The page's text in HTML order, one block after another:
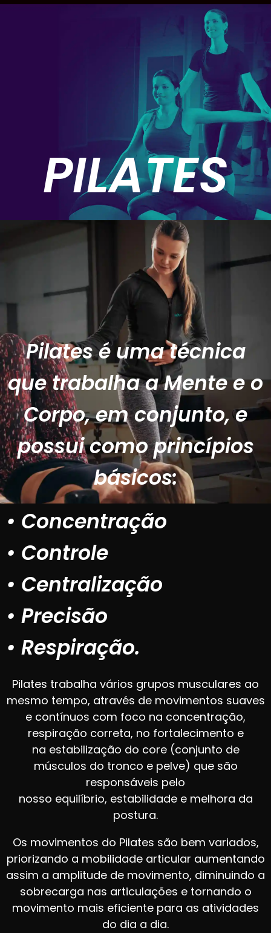
PILATES
Pilates é uma técnica
que trabalha a Mente e o
Corpo, em conjunto, e
possui como princípios
básicos:
• Concentração
• Controle
• Centralização
• Precisão
• Respiração.
Pilates trabalha vários grupos musculares ao
mesmo tempo, através de movimentos suaves
e contínuos com foco na concentração,
respiração correta, no fortalecimento e
na estabilização do core (conjunto de
músculos do tronco e pelve) que são
responsáveis pelo
nosso equilíbrio, estabilidade e melhora da
postura.
Os movimentos do Pilates são bem variados,
priorizando a mobilidade articular aumentando
assim a amplitude de movimento, diminuindo a
sobrecarga nas articulações e tornando o
movimento mais eficiente para as atividades
do dia a dia.